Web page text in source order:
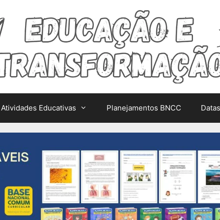
Atividades Educativas Planejamentos BNCC